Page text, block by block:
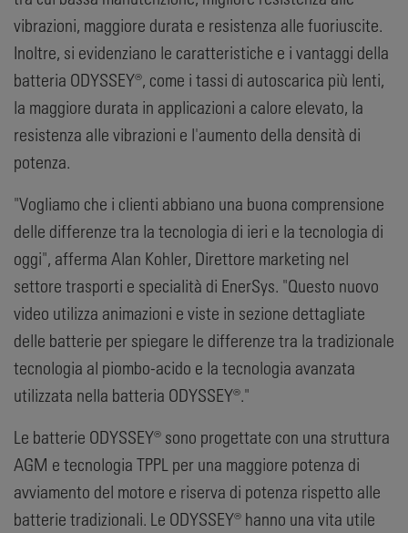
vibrazioni, maggiore durata e resistenza alle fuoriuscite.
Inoltre, si evidenziano le caratteristiche e i vantaggi della
batteria ODYSSEY®, come i tassi di autoscarica più lenti,
la maggiore durata in applicazioni a calore elevato, la
resistenza alle vibrazioni e l'aumento della densità di
potenza.
"Vogliamo che i clienti abbiano una buona comprensione
delle differenze tra la tecnologia di ieri e la tecnologia di
oggi", afferma Alan Kohler, Direttore marketing nel
settore trasporti e specialità di EnerSys. "Questo nuovo
video utilizza animazioni e viste in sezione dettagliate
delle batterie per spiegare le differenze tra la tradizionale
tecnologia al piombo-acido e la tecnologia avanzata
utilizzata nella batteria ODYSSEY®."
Le batterie ODYSSEY® sono progettate con una struttura
AGM e tecnologia TPPL per una maggiore potenza di
avviamento del motore e riserva di potenza rispetto alle
batterie tradizionali. Le ODYSSEY® hanno una vita utile